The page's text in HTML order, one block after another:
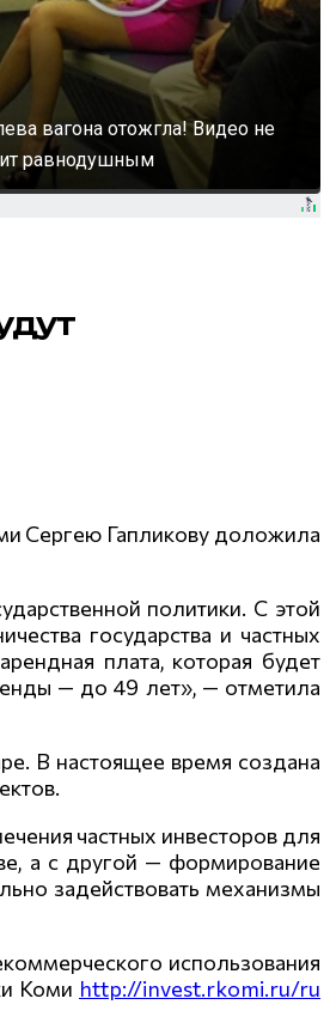
вагона отожгла! Видео не
равнодушным
Сергею Гапликову доложила
политики. С этой
государства и частных
плата, которая будет
— до 49 лет», — отметила
В настоящее время создана
частных инвесторов для
а с другой — формирование
задействовать механизмы
использования
Коми http://invest.rkomi.ru/ru